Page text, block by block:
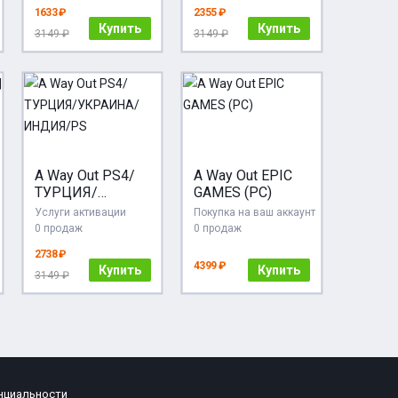
1633 ₽
3149 ₽
Купить
2355 ₽
3149 ₽
Купить
A Way Out PS4/
ТУРЦИЯ/
УКРАИНА/
ИНДИЯ/PS
Услуги активации
0 продаж
2738 ₽
3149 ₽
Купить
A Way Out EPIC
GAMES (PC)
Покупка на ваш аккаунт
0 продаж
4399 ₽ Купить